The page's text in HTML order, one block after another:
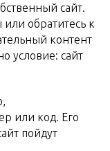
сайт.
обратитесь к
контент
условие: сайт
или код. Его
пойдут